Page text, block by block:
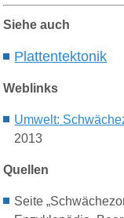
Siehe auch
Plattentektonik
Weblinks
Umwelt:
2013
Quellen
Seite